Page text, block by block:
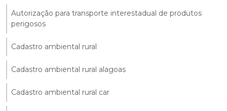
Autorização para transporte interestadual de produtos
perigosos
Cadastro ambiental rural
Cadastro ambiental rural alagoas
Cadastro ambiental rural car